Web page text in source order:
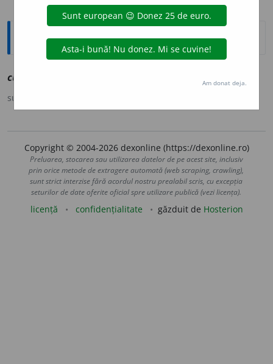
Explicative DEX
cufte
sursa:
Copyright © 2004-2026 dexonline (https://dexonline.ro)
Preluarea, stocarea sau utilizarea datelor de pe acest site, inclusiv
prin orice metode de extragere automată (web scraping, crawling),
sunt strict interzise fără acordul nostru prealabil scris, cu excepția
seturilor de date oferite oficial spre utilizare publică (vezi licența).
licență confidențialitate găzduit de Hosterion
Am donat deja.